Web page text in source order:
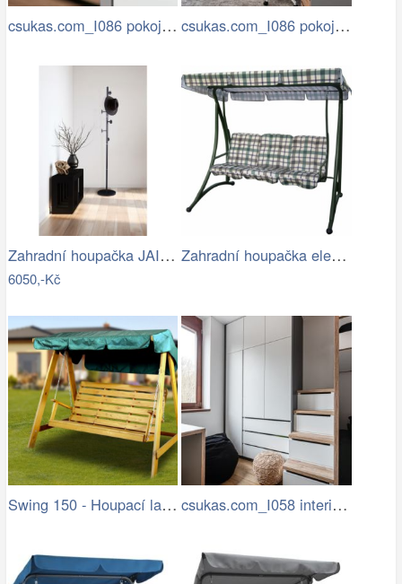
csukas.com_I086 pokoje a pracovna… csukas.com_I086 pokoje a pracovna…
Zahradní houpačka JAIRA Tempo Kondela
6050,-Kč
Zahradní houpačka elena II (zelená)
Swing 150 - Houpací lavice (pinie) csukas.com_I058 interier bytu 4kk 070…